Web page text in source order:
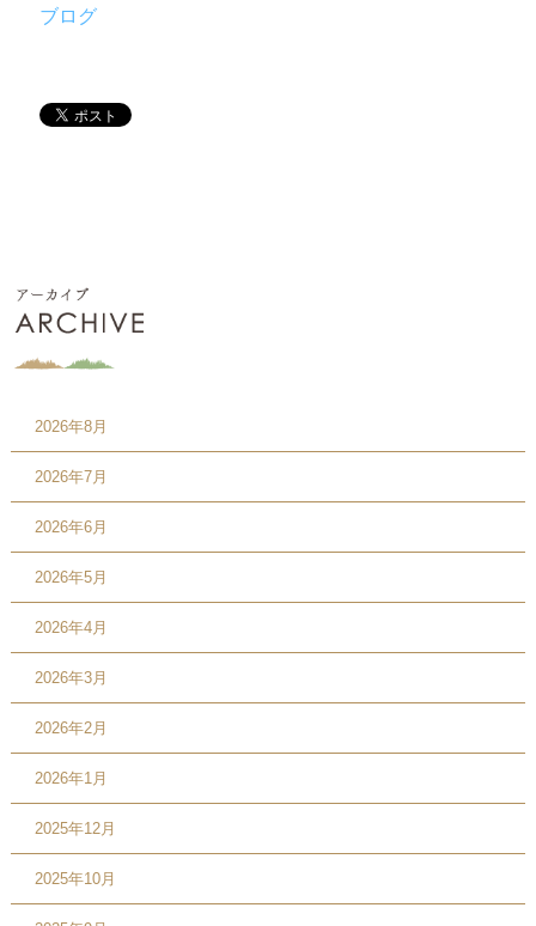
ブログ
2026年8月
2026年7月
2026年6月
2026年5月
2026年4月
2026年3月
2026年2月
2026年1月
2025年12月
2025年10月